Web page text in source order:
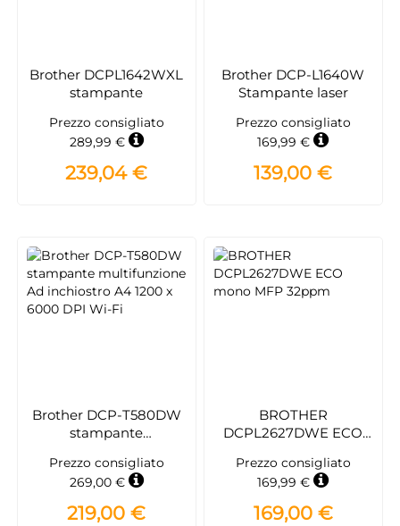
Brother DCPL1642WXL
stampante
Prezzo consigliato
289,99 €
239,04 €
Brother DCP-L1640W
Stampante laser
Prezzo consigliato
169,99 €
139,00 €
Brother DCP-T580DW
stampante
inchiostro A4 1200 x
6000 DPI Wi-Fi
Prezzo consigliato
269,00 €
219,00 €
BROTHER
DCPL2627DWE ECO
Prezzo consigliato
169,99 €
169,00 €